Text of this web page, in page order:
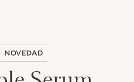
NOVEDAD